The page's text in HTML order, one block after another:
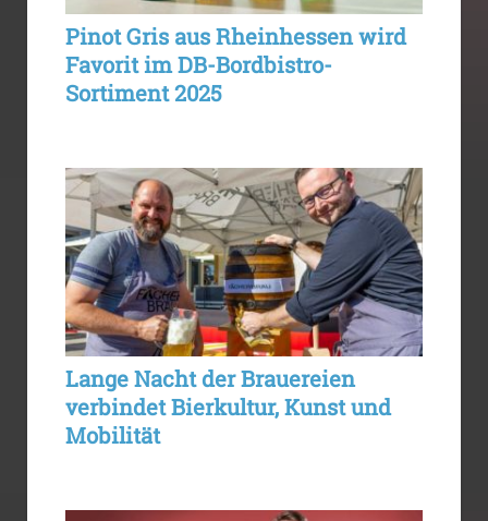
Pinot Gris aus Rheinhessen wird
Favorit im DB-Bordbistro-
Sortiment 2025
Lange Nacht der Brauereien
verbindet Bierkultur, Kunst und
Mobilität